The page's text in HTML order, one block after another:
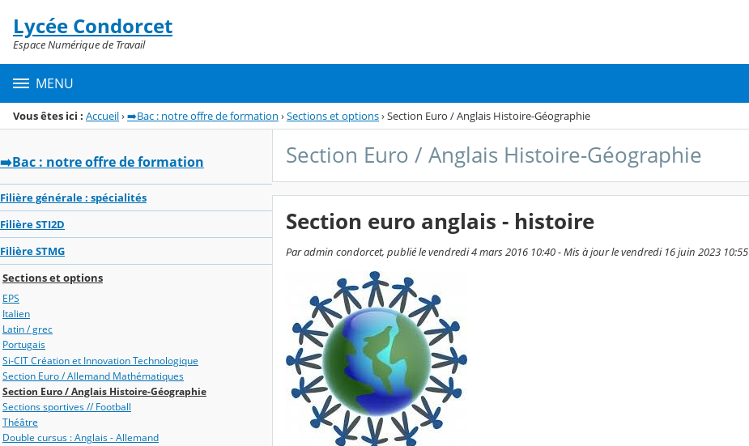
Menu de la rubrique
Contenu
Lycée Condorcet
Espace Numérique de Travail
MENU
Vous êtes ici : Accueil›➡️Bac : notre offre de formation ›Sections et options›Section Euro / Anglais Histoire-Géographie
➡️Bac : notre offre de formation
Filière générale : spécialités
Filière STI2D
Filière STMG
Sections et options
EPS
Italien
Latin / grec
Portugais
Si-CIT Création et Innovation Technologique
Section Euro / Allemand Mathématiques
Section Euro / Anglais Histoire-Géographie
Sections sportives // Football
Théâtre
Double cursus : Anglais - Allemand
Section Euro / Anglais Histoire-Géographie
Section euro anglais - histoire
Par admin condorcet, publié le vendredi 4 mars 2016 10:40 - Mis à jour le vendredi 16 juin 2023 10:55